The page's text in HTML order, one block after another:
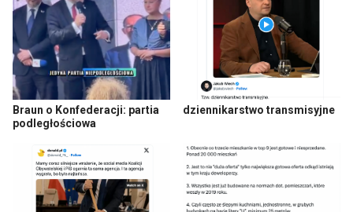
Braun o Konfederacji: partia
podległościowa
dziennikarstwo transmisyjne